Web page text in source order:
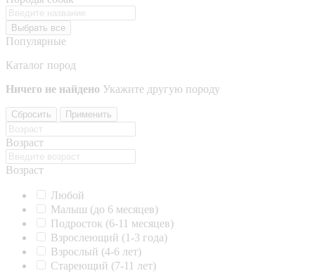
Выбрать все
Популярные
Каталог пород
Ничего не найдено Укажите другую породу
Сбросить Применить
Возраст
Возраст
Любой
Малыш (до 6 месяцев)
Подросток (6-11 месяцев)
Взрослеющий (1-3 года)
Взрослый (4-6 лет)
Стареющий (7-11 лет)